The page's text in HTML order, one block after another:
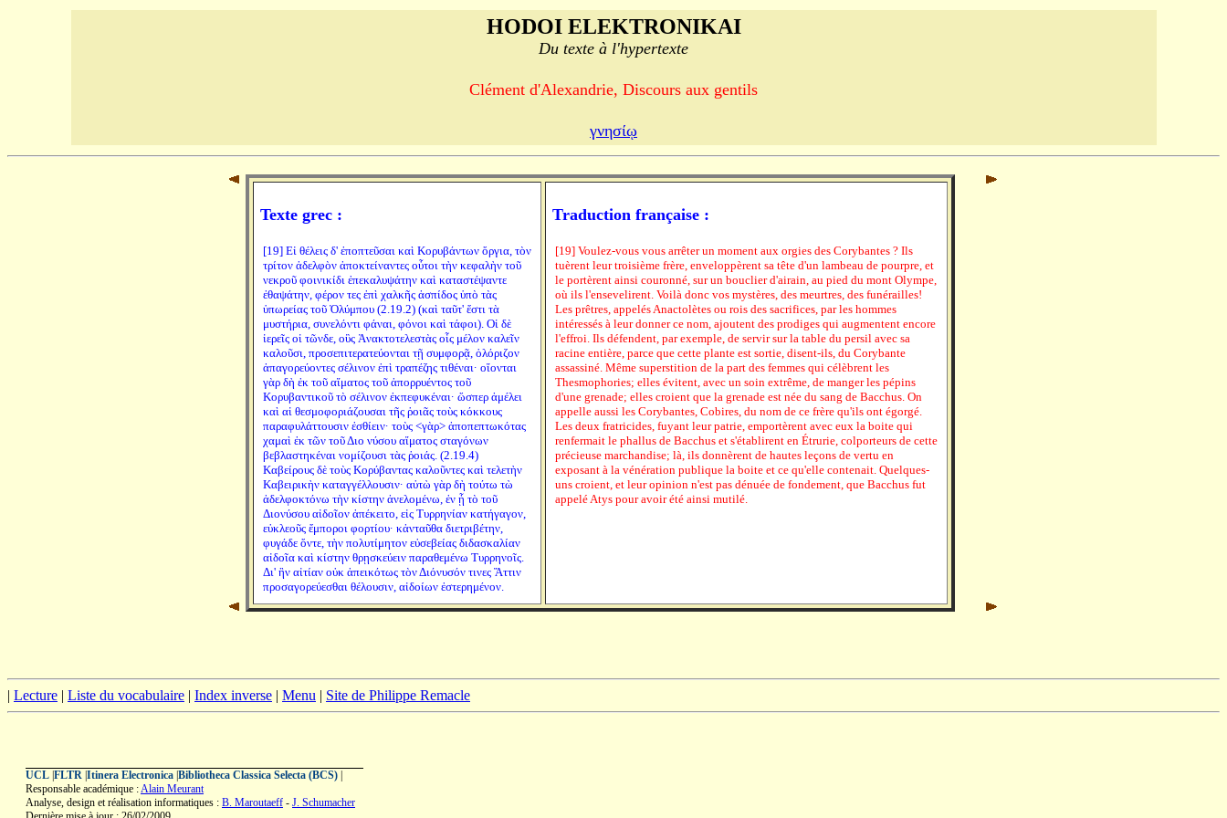
HODOI ELEKTRONIKAI
Du texte à l'hypertexte
Clément d'Alexandrie, Discours aux gentils
γνησίῳ
Texte grec :
[19] Εἰ θέλεις δ' ἐποπτεῦσαι καὶ Κορυβάντων ὄργια, τὸν
τρίτον ἀδελφὸν ἀποκτείναντες οὗτοι τὴν κεφαλὴν τοῦ
νεκροῦ φοινικίδι ἐπεκαλυψάτην καὶ καταστέψαντε
ἐθαψάτην, φέρον τες ἐπὶ χαλκῆς ἀσπίδος ὑπὸ τὰς
ὑπωρείας τοῦ Ὀλύμπου (2.19.2) (καὶ ταῦτ' ἔστι τὰ
μυστήρια, συνελόντι φάναι, φόνοι καὶ τάφοι). Οἱ δὲ
ἱερεῖς οἱ τῶνδε, οὓς Ἀνακτοτελεστὰς οἷς μέλον καλεῖν
καλοῦσι, προσεπιτερατεύονται τῇ συμφορᾷ, ὁλόριζον
ἀπαγορεύοντες σέλινον ἐπὶ τραπέζης τιθέναι· οἴονται
γὰρ δὴ ἐκ τοῦ αἵματος τοῦ ἀπορρυέντος τοῦ
Κορυβαντικοῦ τὸ σέλινον ἐκπεφυκέναι· ὥσπερ ἀμέλει
καὶ αἱ θεσμοφοριάζουσαι τῆς ῥοιᾶς τοὺς κόκκους
παραφυλάττουσιν ἐσθίειν· τοὺς <γὰρ> ἀποπεπτωκότας
χαμαὶ ἐκ τῶν τοῦ Διο νύσου αἵματος σταγόνων
βεβλαστηκέναι νομίζουσι τὰς ῥοιάς. (2.19.4)
Καβείρους δὲ τοὺς Κορύβαντας καλοῦντες καὶ τελετὴν
Καβειρικὴν καταγγέλλουσιν· αὐτὼ γὰρ δὴ τούτω τὼ
ἀδελφοκτόνω τὴν κίστην ἀνελομένω, ἐν ᾗ τὸ τοῦ
Διονύσου αἰδοῖον ἀπέκειτο, εἰς Τυρρηνίαν κατήγαγον,
εὐκλεοῦς ἔμποροι φορτίου· κἀνταῦθα διετριβέτην,
φυγάδε ὄντε, τὴν πολυτίμητον εὐσεβείας διδασκαλίαν
αἰδοῖα καὶ κίστην θρῃσκεύειν παραθεμένω Τυρρηνοῖς.
Δι' ἣν αἰτίαν οὐκ ἀπεικότως τὸν Διόνυσόν τινες Ἄττιν
προσαγορεύεσθαι θέλουσιν, αἰδοίων ἐστερημένον.
Traduction française :
[19] Voulez-vous vous arrêter un moment aux orgies des Corybantes ? Ils
tuèrent leur troisième frère, enveloppèrent sa tête d'un lambeau de pourpre, et
le portèrent ainsi couronné, sur un bouclier d'airain, au pied du mont Olympe,
où ils l'ensevelirent. Voilà donc vos mystères, des meurtres, des funérailles!
Les prêtres, appelés Anactolètes ou rois des sacrifices, par les hommes
intéressés à leur donner ce nom, ajoutent des prodiges qui augmentent encore
l'effroi. Ils défendent, par exemple, de servir sur la table du persil avec sa
racine entière, parce que cette plante est sortie, disent-ils, du Corybante
assassiné. Même superstition de la part des femmes qui célèbrent les
Thesmophories; elles évitent, avec un soin extrême, de manger les pépins
d'une grenade; elles croient que la grenade est née du sang de Bacchus. On
appelle aussi les Corybantes, Cobires, du nom de ce frère qu'ils ont égorgé.
Les deux fratricides, fuyant leur patrie, emportèrent avec eux la boite qui
renfermait le phallus de Bacchus et s'établirent en Étrurie, colporteurs de cette
précieuse marchandise; là, ils donnèrent de hautes leçons de vertu en
exposant à la vénération publique la boite et ce qu'elle contenait. Quelques-
uns croient, et leur opinion n'est pas dénuée de fondement, que Bacchus fut
appelé Atys pour avoir été ainsi mutilé.
| Lecture | Liste du vocabulaire | Index inverse | Menu | Site de Philippe Remacle
UCL FLTR Itinera Electronica Bibliotheca Classica Selecta (BCS)
Responsable académique :Alain Meurant
Analyse, design et réalisation informatiques : B. Maroutaeff - J. Schumacher